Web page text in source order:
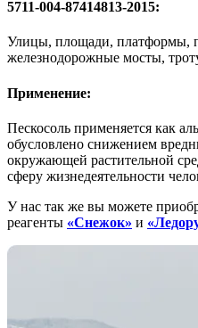
5711-004-87414813-2015:
Улицы, площади, платформы,
железнодорожные мосты,
Применение:
Пескосоль применяется как
обусловлено снижением
окружающей растительной
сферу жизнедеятельности
У нас так же вы можете
реагенты «Снежок» и